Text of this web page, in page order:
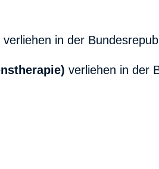
verliehen in der
verliehen in der